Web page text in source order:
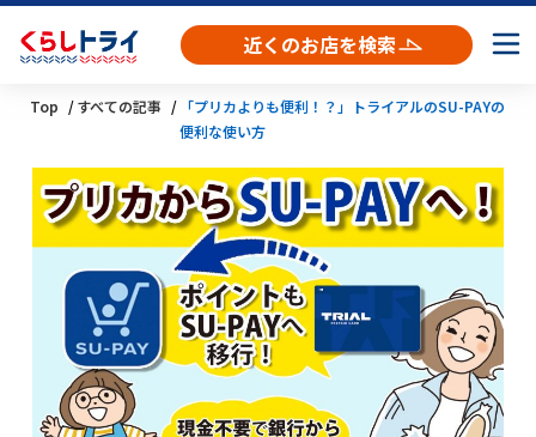
近くのお店を検索
Top すべての記事
「プリカよりも便利！？」トライアルのSU-PAYの
便利な使い方